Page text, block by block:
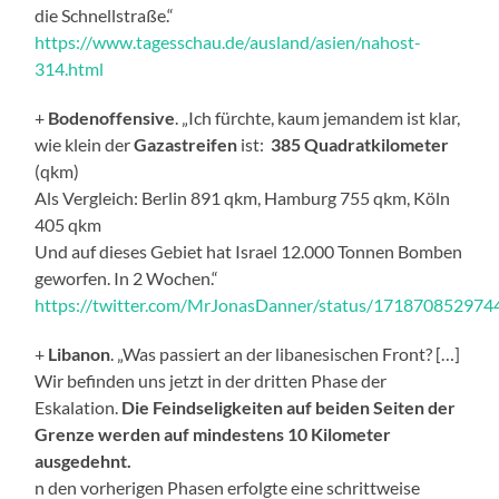
die Schnellstraße.“
https://www.tagesschau.de/ausland/asien/nahost-
314.html
+ Bodenoffensive . „Ich fürchte, kaum jemandem ist klar,
wie klein derGazastreifen ist: 385 Quadratkilometer
(qkm)
Als Vergleich: Berlin 891 qkm, Hamburg 755 qkm, Köln
405 qkm
Und auf dieses Gebiet hat Israel 12.000 Tonnen Bomben
geworfen. In 2 Wochen.“
https://twitter.com/MrJonasDanner/status/
+ Libanon . „Was passiert an der libanesischen Front? […]
Wir befinden uns jetzt in der dritten Phase der
Eskalation. Die Feindseligkeiten auf beiden Seiten der
Grenze werden auf mindestens 10 Kilometer
ausgedehnt.
n den vorherigen Phasen erfolgte eine schrittweise